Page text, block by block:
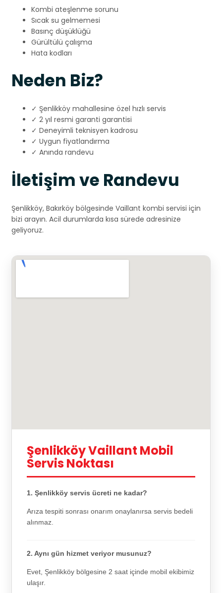
Kombi ateşlenme sorunu
Sıcak su gelmemesi
Basınç düşüklüğü
Gürültülü çalışma
Hata kodları
Neden Biz?
✓ Şenlikköy mahallesine özel hızlı servis
✓ 2 yıl resmi garanti garantisi
✓ Deneyimli teknisyen kadrosu
✓ Uygun fiyatlandırma
✓ Anında randevu
İletişim ve Randevu
Şenlikköy, Bakırköy bölgesinde Vaillant kombi servisi için
bizi arayın. Acil durumlarda kısa sürede adresinize
geliyoruz.
Şenlikköy Vaillant Mobil
Servis Noktası
1. Şenlikköy servis ücreti ne kadar?
Arıza tespiti sonrası onarım onaylanırsa servis bedeli
alınmaz.
2. Aynı gün hizmet veriyor musunuz?
Evet, Şenlikköy bölgesine 2 saat içinde mobil ekibimiz
ulaşır.